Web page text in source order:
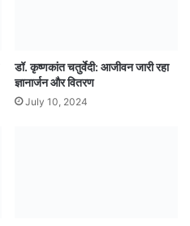
डॉ. कृष्णकांत चतुर्वेदी: आजीवन जारी रहा
ज्ञानार्जन और वितरण
July 10, 2024